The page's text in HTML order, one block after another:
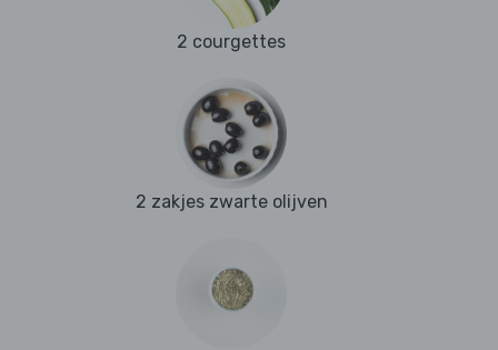
2 courgettes
2 zakjes zwarte olijven